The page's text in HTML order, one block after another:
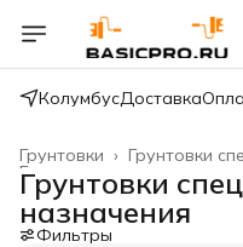
КолумбусДоставка
Грунтовки
Грунтовки ›
Главная
Грунтовки
назначения
Фильтры